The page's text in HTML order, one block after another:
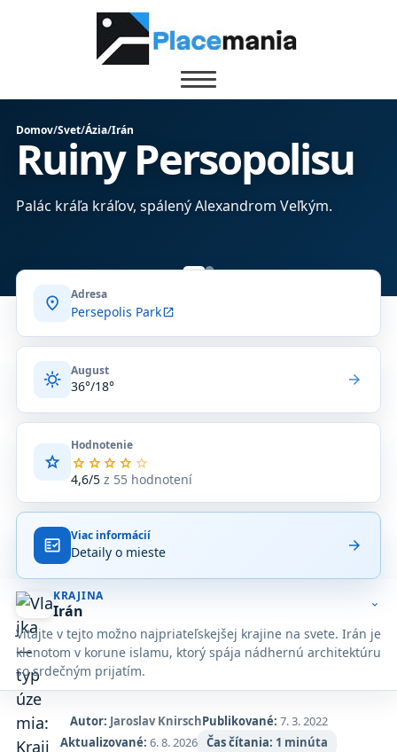
Domov/Svet/Ázia/Irán
Ruiny Persopolisu
Palác kráľa kráľov, spálený Alexandrom Veľkým.
location_on Adresa
Persepolis Parkopen_in_new
sunny August
36°/18° arrow_forward
star
Hodnotenie
star star star star star
4,6/5z 55 hodnotení
Priemerné
hodnotenie
z
na
základe
55
hodnotení
na
Google
Maps.
fact_check Viac informácií
Detaily o mieste arrow_forward
KRAJINA
Irán
Vitajte v tejto možno najpriateľskejšej krajine na svete. Irán je
klenotom v korune islamu, ktorý spája nádhernú architektúru
so srdečným prijatím.
expand_more
Autor: Jaroslav KnirschPublikované: 7. 3. 2022
Aktualizované: 6. 8. 2026 Čas čítania: 1 minúta